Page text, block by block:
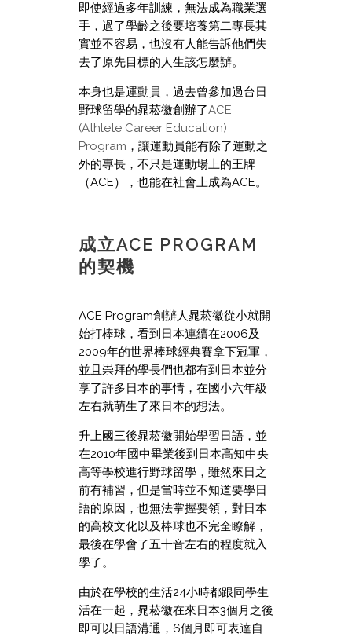
即使經過多年訓練，無法成為職業選
手，過了學齡之後要培養第二專長其
實並不容易，也沒有人能告訴他們失
去了原先目標的人生該怎麼辦。
本身也是運動員，過去曾參加過台日
野球留學的晁菘徽創辦了ACE
(Athlete Career Education)
Program ，讓運動員能有除了運動之
外的專長，不只是運動場上的王牌
（ACE），也能在社會上成為ACE。
成立ACE PROGRAM
的契機
ACE Program創辦人晁菘徽從小就開
始打棒球，看到日本連續在2006及
2009年的世界棒球經典賽拿下冠軍，
並且崇拜的學長們也都有到日本並分
享了許多日本的事情，在國小六年級
左右就萌生了來日本的想法。
升上國三後晁菘徽開始學習日語，並
在2010年國中畢業後到日本高知中央
高等學校進行野球留學，雖然來日之
前有補習，但是當時並不知道要學日
語的原因，也無法掌握要領，對日本
的高校文化以及棒球也不完全瞭解，
最後在學會了五十音左右的程度就入
學了。
由於在學校的生活24小時都跟同學生
活在一起，晁菘徽在來日本3個月之後
即可以日語溝通，6個月即可表達自